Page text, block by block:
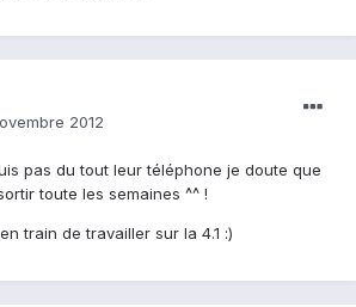
2012
pas du tout leur téléphone je doute que
toute les semaines ^^ !
train de travailler sur la 4.1 :)